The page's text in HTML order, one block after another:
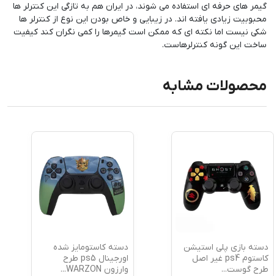
گیمر های حرفه ای استفاده می شوند، در ایران هم به تازگی این کنترلر ها
محبوبیت زیادی یافته اند. در زیبایی و خاص بودن این نوع از کنترلر ها
شکی نیست اما نکته ای که ممکن است گیمرها را کمی نگران کند کیفیت
ساخت این گونه کنترلرهاست.
محصولات مشابه
دسته بازی پلی استیشن
کاستوم ps4 غیر اصل
طرح گوست...
دسته کاستومایز شده
اورجینال ps5 طرح
وارزون WARZON
...